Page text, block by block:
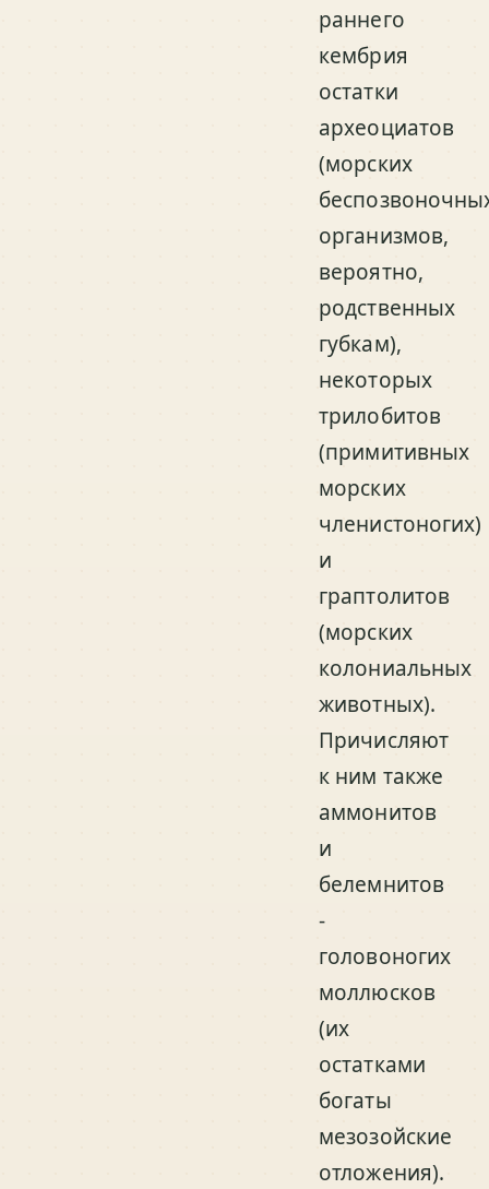
раннего
кембрия
остатки
археоциатов
(морских
организмов,
вероятно,
родственных
губкам),
некоторых
трилобитов
(примитивных
морских
членистоногих)
и
граптолитов
(морских
колониальных
животных).
Причисляют
к ним также
аммонитов
и
белемнитов
-
головоногих
моллюсков
(их
остатками
богаты
мезозойские
отложения).